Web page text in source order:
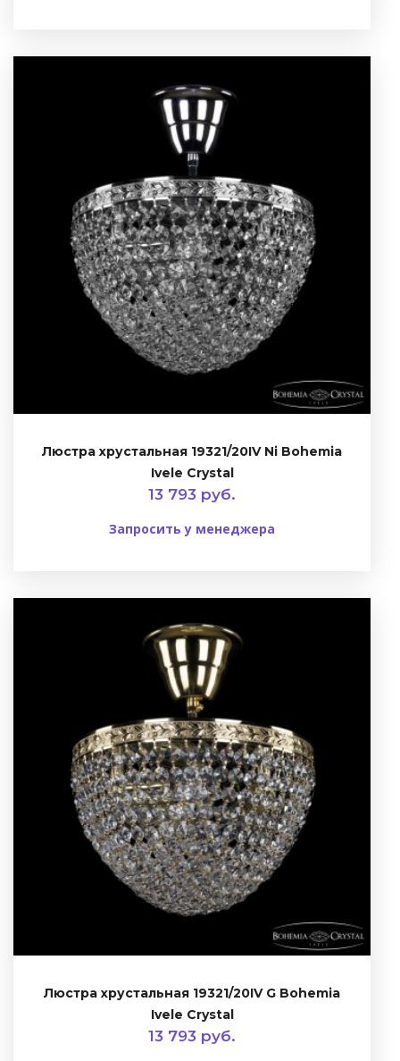
Люстра хрустальная 19321/20IV Ni Bohemia
Ivele Crystal
13 793 руб.
Запросить у менеджера
Люстра хрустальная 19321/20IV G Bohemia
Ivele Crystal
13 793 руб.